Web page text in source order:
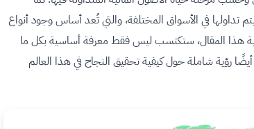
تداولها في الأسواق المختلفة، والتي تُعد أساس وجود أنواع
هذا المقال، ستكتسب ليس فقط معرفة أساسية بكل ما
أيضًا رؤية شاملة حول كيفية تحقيق النجاح في هذا العالم